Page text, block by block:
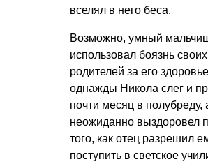
вселял в него беса.
Возможно, умный
использовал боязнь своих
родителей за его
однажды Никола слег и
почти месяц в полубреду,
неожиданно выздоровел
того, как отец разрешил
поступить в светское